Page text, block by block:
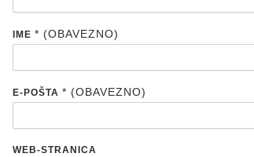
IME * (OBAVEZNO)
E-POŠTA * (OBAVEZNO)
WEB-STRANICA